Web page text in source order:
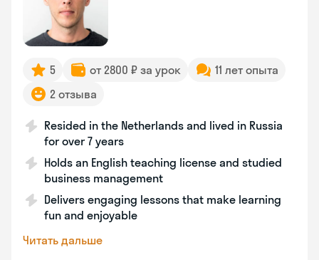
5 от 2800 ₽ за урок
11 лет опыта
2 отзыва
Resided in the Netherlands and lived in Russia
for over 7 years
Holds an English teaching license and studied
business management
Delivers engaging lessons that make learning
fun and enjoyable
Читать дальше